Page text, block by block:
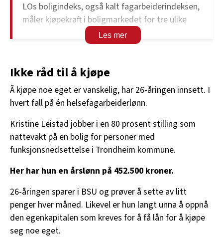
LOs boligindeks, også kalt fagarbeiderindeksen,
måler kjøpekraft i boligmarkedet for tre ulike
hvor den ene jobber deltid som
helsefagarbeider og den andre jobber fulltid
som tømrer.
En husholdningen bestående av en
deltidsarbeidende helsefagarbeider og en
tømrer uten barn.
En husholdning med en enslig
organisert i LOs to største forbund:
Fellesforbundet (tømrer) og Fagforbundet
(helsefagarbeider).
Ikke råd til å kjøpe
Å kjøpe noe eget er vanskelig, har 26-åringen innsett. I
hvert fall på én helsefagarbeiderlønn.
Kristine Leistad jobber i en 80 prosent stilling som
nattevakt på en bolig for personer med
funksjonsnedsettelse i Trondheim kommune.
Her har hun en årslønn på 452.500 kroner.
26-åringen sparer i BSU og prøver å sette av litt
penger hver måned. Likevel er hun langt unna å oppnå
den egenkapitalen som kreves for å få lån for å kjøpe
seg noe eget.